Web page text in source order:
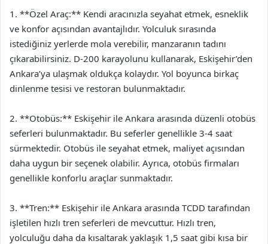
1. **Özel Araç:** Kendi aracınızla seyahat etmek, esneklik
ve konfor açısından avantajlıdır. Yolculuk sırasında
istediğiniz yerlerde mola verebilir, manzaranın tadını
çıkarabilirsiniz. D-200 karayolunu kullanarak, Eskişehir’den
Ankara’ya ulaşmak oldukça kolaydır. Yol boyunca birkaç
dinlenme tesisi ve restoran bulunmaktadır.
2. **Otobüs:** Eskişehir ile Ankara arasında düzenli otobüs
seferleri bulunmaktadır. Bu seferler genellikle 3-4 saat
sürmektedir. Otobüs ile seyahat etmek, maliyet açısından
daha uygun bir seçenek olabilir. Ayrıca, otobüs firmaları
genellikle konforlu araçlar sunmaktadır.
3. **Tren:** Eskişehir ile Ankara arasında TCDD tarafından
işletilen hızlı tren seferleri de mevcuttur. Hızlı tren,
yolculuğu daha da kısaltarak yaklaşık 1,5 saat gibi kısa bir